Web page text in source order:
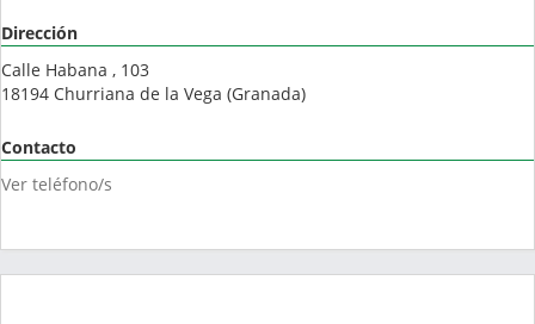
Dirección
Calle Habana , 103
18194 Churriana de la Vega (Granada)
Contacto
Ver teléfono/s